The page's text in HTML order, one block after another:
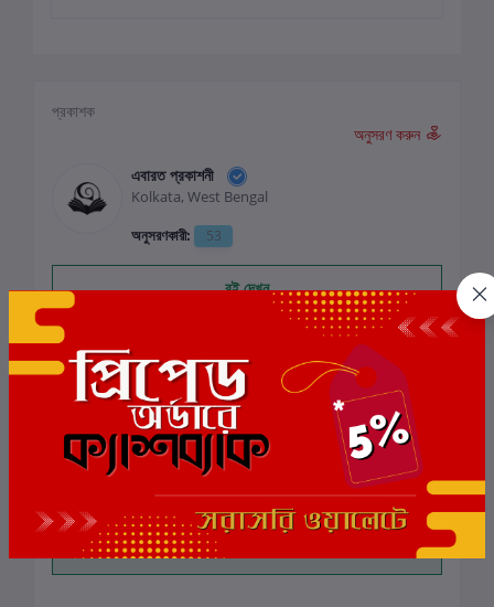
প্রকাশক
অনুসরণ করুন
এবারত প্রকাশনী
Kolkata, West Bengal
অনুসরণকারী:
53
বই দেখুন
পর্যালোচনা ও রেটিং
0 মোট 5.0 -এ (0 পর্যালোচনা)
বই-এ রেটিং দিন